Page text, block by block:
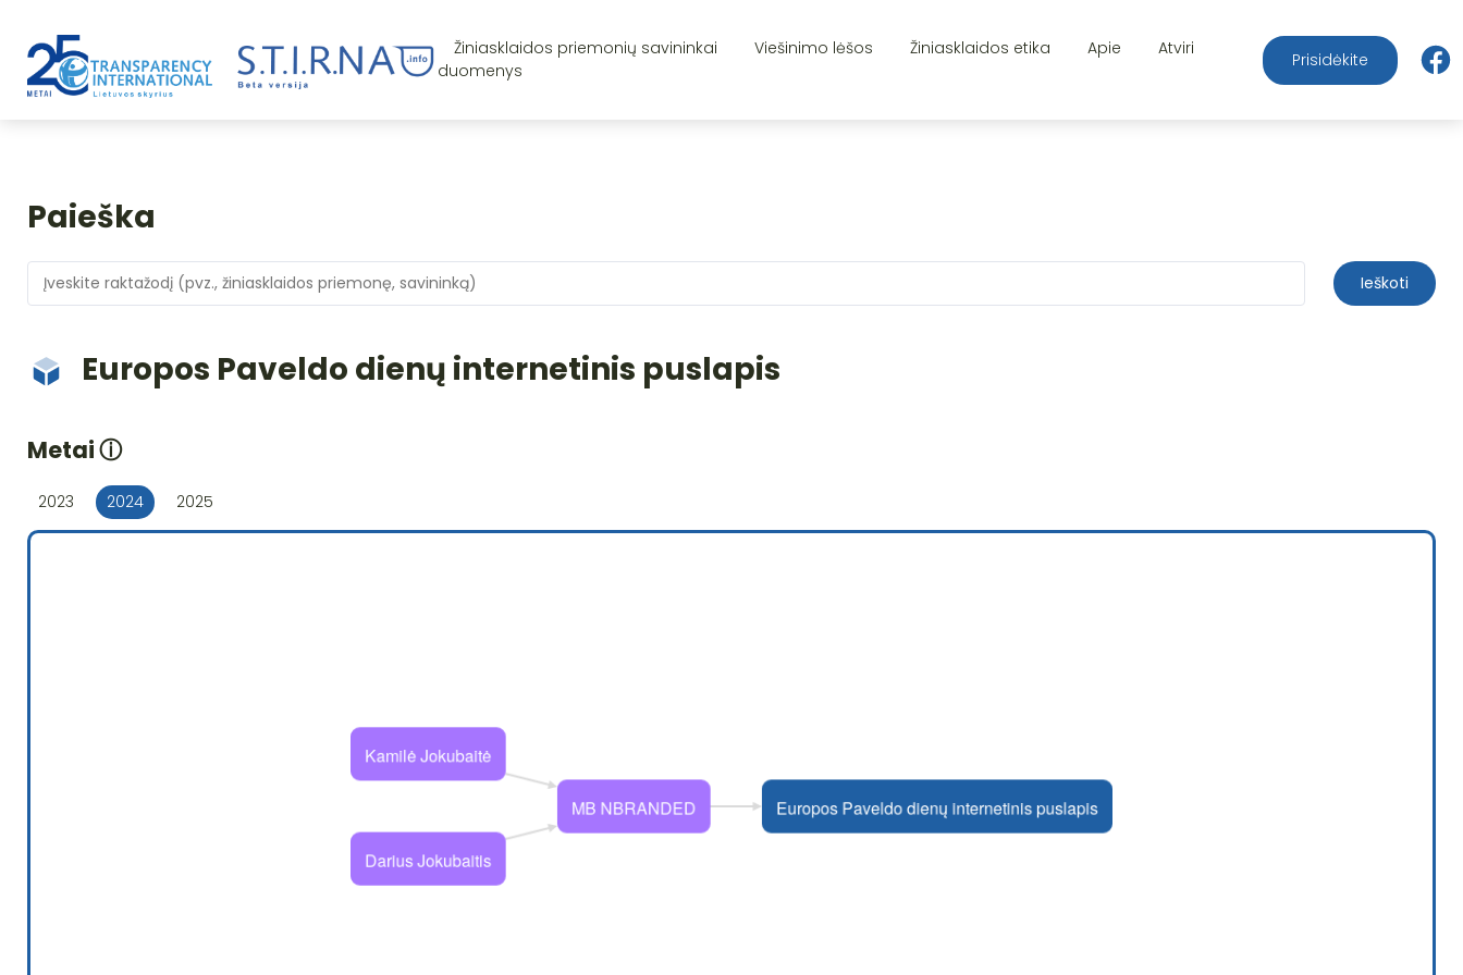
Žiniasklaidos priemonių savininkai Viešinimo lėšos Žiniasklaidos etika Apie
Atviri
duomenys
Prisidėkite
Paieška
Ieškoti
Europos Paveldo dienų internetinis puslapis
Metaiⓘ
2023 2024 2025